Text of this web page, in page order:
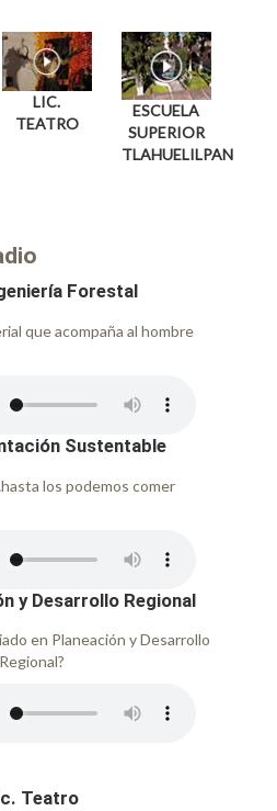
LIC.
TEATRO
ESCUELA
SUPERIOR
TLAHUELILPAN
Forestal
que acompaña al hombre
Sustentable
los podemos comer
y Desarrollo Regional
en Planeación y Desarrollo
Regional?
Teatro